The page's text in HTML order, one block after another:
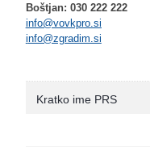
Boštjan: 030 222 222
info@vovkpro.si
info@zgradim.si
Kratko ime PRS